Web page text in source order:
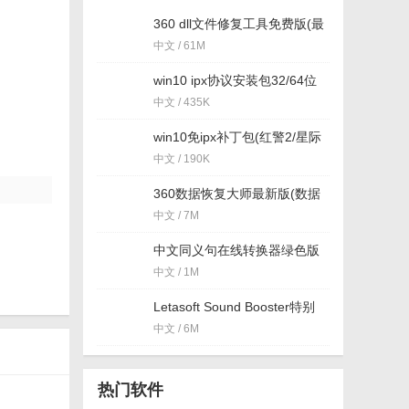
360 dll文件修复工具免费版(最
安全的dll修复工具) v11.40 最
新版
中文 / 61M
win10 ipx协议安装包32/64位
windows10版
中文 / 435K
win10免ipx补丁包(红警2/星际
争霸/罗马复兴) 32/64位版
中文 / 190K
360数据恢复大师最新版(数据
恢复) v1.0 绿色版
中文 / 7M
中文同义句在线转换器绿色版
(同义句转换软件) v3.0 免费版
中文 / 1M
Letasoft Sound Booster特别
版(支持win10系统) v1.7
中文 / 6M
热门软件